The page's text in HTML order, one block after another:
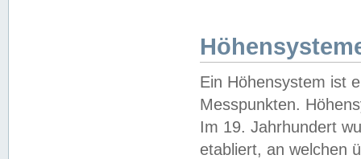
Ein Höhensystem ist
Messpunkten.
Im 19. Jahrhundert
etabliert, an welchen